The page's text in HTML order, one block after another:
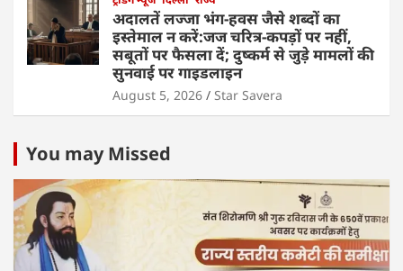
अदालतें लज्जा भंग-हवस जैसे शब्दों का
इस्तेमाल न करें:जज चरित्र-कपड़ों पर नहीं,
सबूतों पर फैसला दें; दुष्कर्म से जुड़े मामलों की
सुनवाई पर गाइडलाइन
August 5, 2026 Star Savera
You may Missed